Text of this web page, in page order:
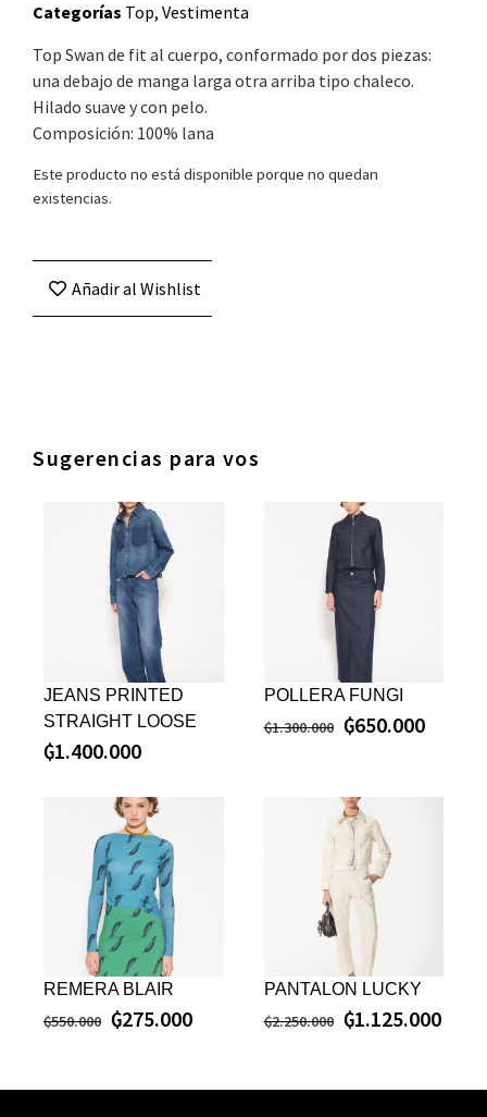
Categorías Top, Vestimenta
Top Swan de fit al cuerpo, conformado por dos piezas:
una debajo de manga larga otra arriba tipo chaleco.
Hilado suave y con pelo.
Composición: 100% lana
Este producto no está disponible porque no quedan
existencias.
Añadir al Wishlist
Sugerencias para vos
JEANS PRINTED
STRAIGHT LOOSE
₲1.400.000
POLLERA FUNGI
₲1.300.000 ₲650.000
REMERA BLAIR
₲550.000 ₲275.000
PANTALON LUCKY
₲2.250.000 ₲1.125.000